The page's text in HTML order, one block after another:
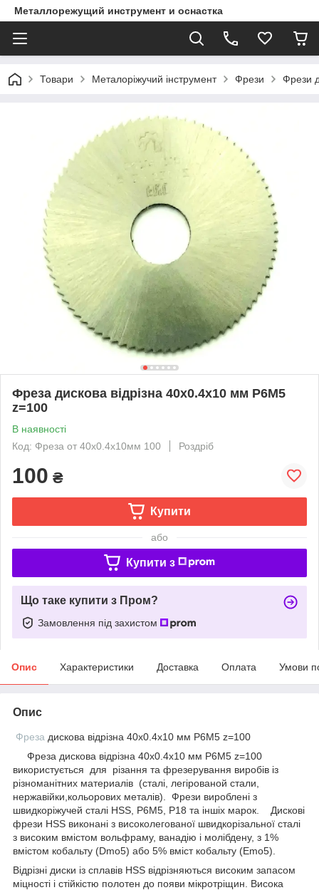
Металлорежущий инструмент и оснастка
Товари Металоріжучий інструмент Фрези Фрези
Фреза дискова відрізна 40х0.4x10 мм Р6М5
z=100
В наявності
Код: Фреза от 40х0.4x10мм 100
Роздріб
100 ₴
Купити
або
Купити з
Що таке купити з Пром?
Замовлення під захистом
Опис Характеристики Доставка Оплата Умови
Опис
Фреза дискова відрізна 40х0.4x10 мм Р6М5 z=100
Фреза дискова відрізна 40х0.4x10 мм Р6М5 z=100
використується для різання та фрезерування виробів із
різноманітних материалів (сталі, легірованой стали,
нержавійки,кольорових металів). Фрези вироблені з
швидкоріжучей сталі HSS, Р6М5, Р18 та іншіх марок. Дискові
фрези HSS виконані з високолегованої швидкорізальної сталі
з високим вмістом вольфраму, ванадію і молібдену, з 1%
вмістом кобальту (Dmo5) або 5% вміст кобальту (Emo5).
Відрізні диски із сплавів HSS відрізняються високим запасом
міцності і стійкістю полотен до появи мікротріщин. Висока